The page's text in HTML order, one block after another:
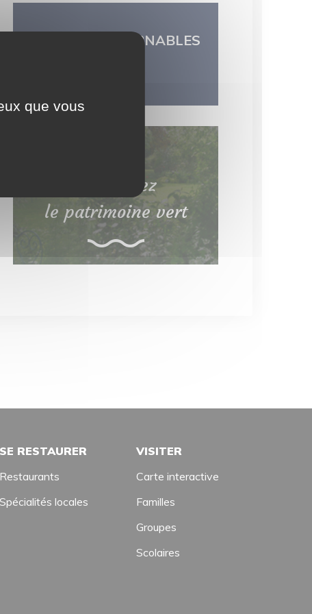
LES INCONTOURNABLES
Découvrez
le patrimoine vert
SE RESTAURER
Restaurants
Spécialités locales
VISITER
Carte interactive
Familles
Groupes
Scolaires
que vous